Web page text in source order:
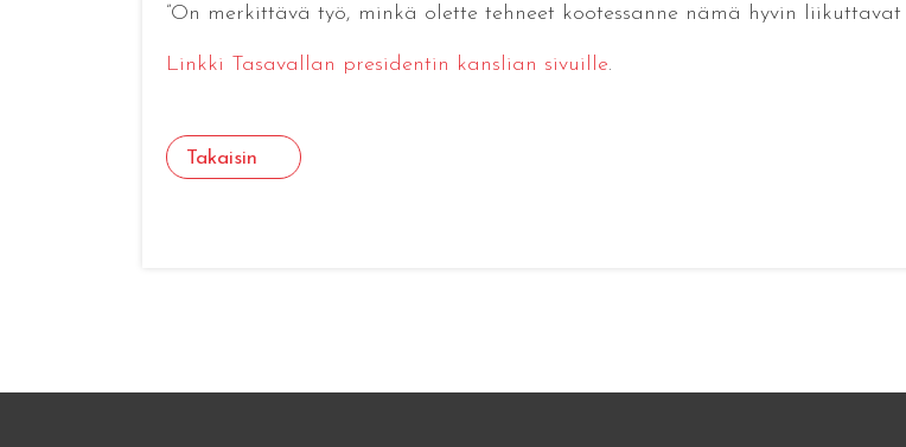
”On merkittävä työ, minkä olette tehneet kootessanne nämä hyvin liikuttavat
Linkki Tasavallan presidentin kanslian sivuille.
Takaisin